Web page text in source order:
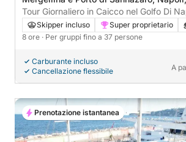
Tour Giornaliero in Caicco nel Golfo Di
Skipper incluso Super proprietario
8 ore · Per gruppi fino a 37 persone
Carburante incluso
Cancellazione flessibile
A
Prenotazione istantanea